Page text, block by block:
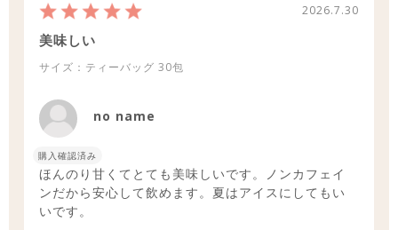
2026.7.30
美味しい
サイズ：ティーバッグ 30包
no name
購入確認済み
ほんのり甘くてとても美味しいです。ノンカフェイ
ンだから安心して飲めます。夏はアイスにしてもい
いです。